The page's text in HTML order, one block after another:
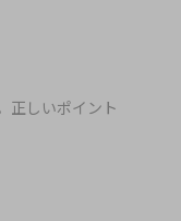
正しいポイント